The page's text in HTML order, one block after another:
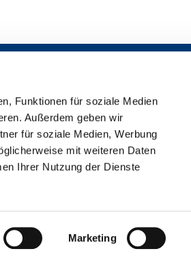
Funktionen für soziale Medien
Außerdem geben wir
für soziale Medien, Werbung
mit weiteren Daten
Ihrer Nutzung der Dienste
Marketing
86 - 28215 Bremen  0421 37969-0